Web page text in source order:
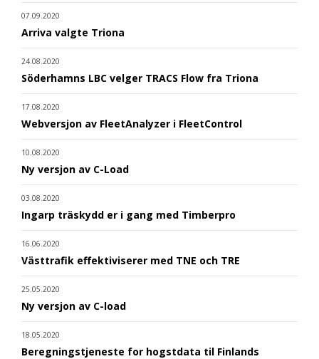
07.09.2020
Arriva valgte Triona
24.08.2020
Söderhamns LBC velger TRACS Flow fra Triona
17.08.2020
Webversjon av FleetAnalyzer i FleetControl
10.08.2020
Ny versjon av C-Load
03.08.2020
Ingarp träskydd er i gang med Timberpro
16.06.2020
Västtrafik effektiviserer med TNE och TRE
25.05.2020
Ny versjon av C-load
18.05.2020
Beregningstjeneste for hogstdata til Finlands